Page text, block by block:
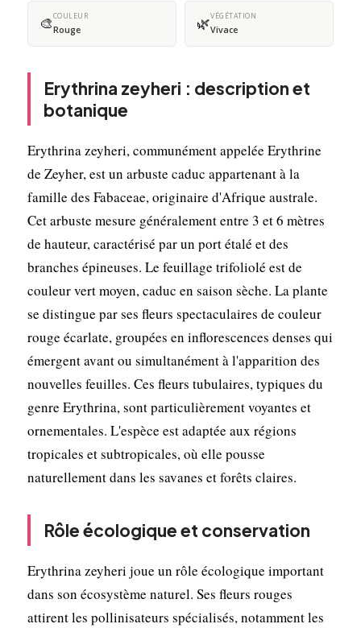
🎨COULEUR
Rouge 🌿VÉGÉTATION
Vivace
Erythrina zeyheri : description et
botanique
Erythrina zeyheri, communément appelée Erythrine
de Zeyher, est un arbuste caduc appartenant à la
famille des Fabaceae, originaire d'Afrique australe.
Cet arbuste mesure généralement entre 3 et 6 mètres
de hauteur, caractérisé par un port étalé et des
branches épineuses. Le feuillage trifoliolé est de
couleur vert moyen, caduc en saison sèche. La plante
se distingue par ses fleurs spectaculaires de couleur
rouge écarlate, groupées en inflorescences denses qui
émergent avant ou simultanément à l'apparition des
nouvelles feuilles. Ces fleurs tubulaires, typiques du
genre Erythrina, sont particulièrement voyantes et
ornementales. L'espèce est adaptée aux régions
tropicales et subtropicales, où elle pousse
naturellement dans les savanes et forêts claires.
Rôle écologique et conservation
Erythrina zeyheri joue un rôle écologique important
dans son écosystème naturel. Ses fleurs rouges
attirent les pollinisateurs spécialisés, notamment les